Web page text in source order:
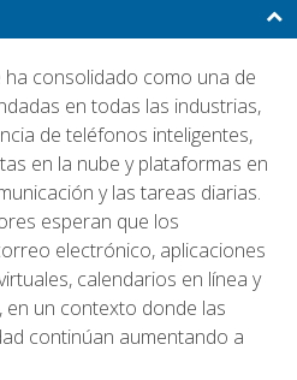
ha consolidado como una de
en todas las industrias,
de teléfonos inteligentes,
en la nube y plataformas en
y las tareas diarias.
esperan que los
electrónico, aplicaciones
calendarios en línea y
un contexto donde las
continúan aumentando a